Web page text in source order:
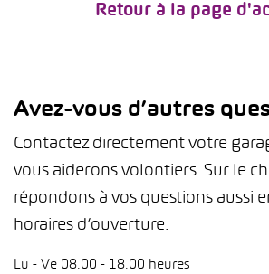
Retour à la page
Avez-vous d’autres
Contactez directement votre
vous aiderons volontiers. Sur le
répondons à vos questions aussi
horaires d’ouverture.
Lu - Ve 08.00 - 18.00 heures